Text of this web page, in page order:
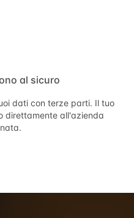
al sicuro
dati con terze parti. Il tuo
direttamente all'azienda